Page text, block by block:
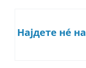
Најдете нé